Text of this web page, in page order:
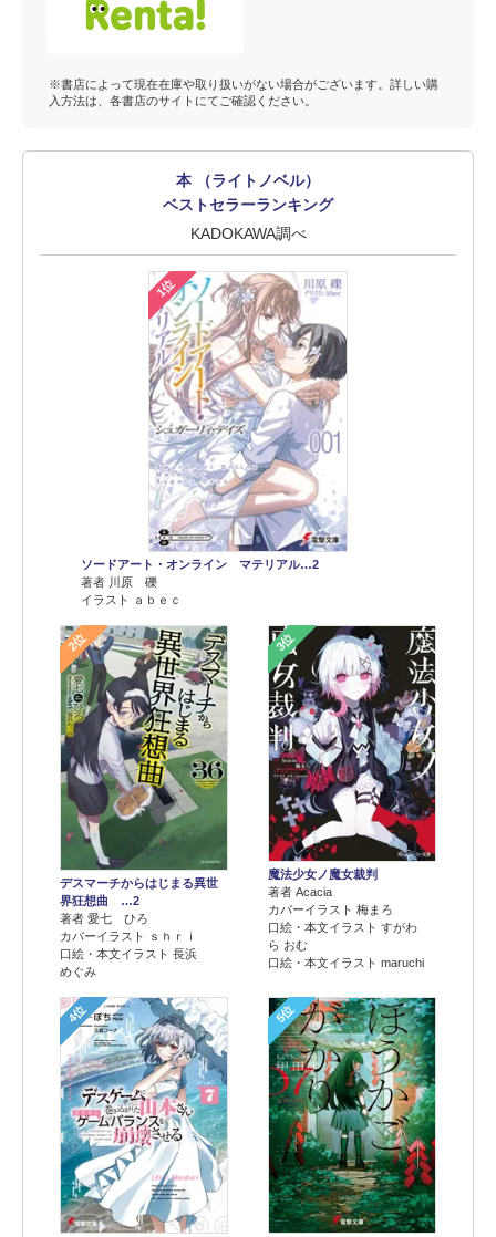
※書店によって現在在庫や取り扱いがない場合がございます。詳しい購
入方法は、各書店のサイトにてご確認ください。
本 （ライトノベル）
ベストセラーランキング
KADOKAWA調べ
1位
ソードアート・オンライン マテリアル…2
著者 川原 礫
イラスト ａｂｅｃ
2位
デスマーチからはじまる異世
界狂想曲 …2
著者 愛七 ひろ
カバーイラスト ｓｈｒｉ
口絵・本文イラスト 長浜
めぐみ
3位
魔法少女ノ魔女裁判
著者 Acacia
カバーイラスト 梅まろ
口絵・本文イラスト すがわ
ら おむ
口絵・本文イラスト maruchi
4位 5位